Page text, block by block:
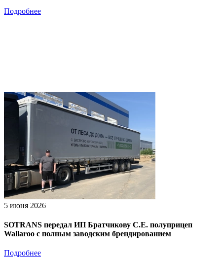
Подробнее
5 июня 2026
SOTRANS передал ИП Братчикову С.Е. полуприцеп
Wallaroo с полным заводским брендированием
Подробнее